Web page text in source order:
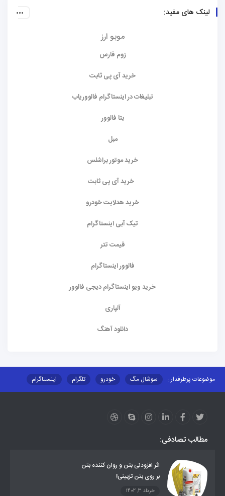
لینک های مفید:
موبو ارز
زوم فارس
خرید آی پی ثابت
تبلیغات در اینستاگرام فالووریاب
بتا فالوور
مبل
خرید موتور براشلس
خرید آی پی ثابت
خرید هدلایت خودرو
تیک آبی اینستاگرام
قیمت تتر
فالوور اینستاگرام
خرید ویو اینستاگرام دیجی فالوور
آلپاری
دانلود آهنگ
موضوعات پرطرفدار : سوشال مگ خودرو تلگرام
اینستاگرام
مطالب تصادفی:
اثر افزودنی بتن و روان کننده بتن
بر روی بتن تزیینی!
خرداد 3, 1402